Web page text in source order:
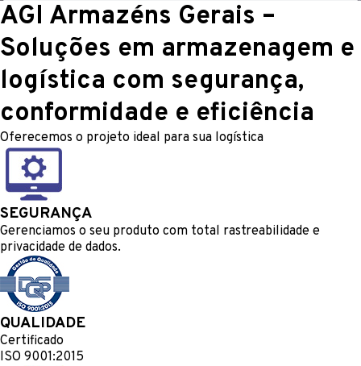
AGI Armazéns Gerais –
Soluções em armazenagem e
logística com segurança,
conformidade e eficiência
Oferecemos o projeto ideal para sua logística
SEGURANÇA
Gerenciamos o seu produto com total rastreabilidade e
privacidade de dados.
QUALIDADE
Certificado
ISO 9001:2015